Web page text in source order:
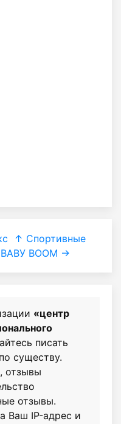
↑ Спортивные
ВАВУ ВООМ →
«центр
писать
существу.
отзывы
отзывы.
Ваш IP-адрес и